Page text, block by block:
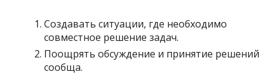
Создавать ситуации, где необходимо
совместное решение задач.
Поощрять обсуждение и принятие решений
сообща.